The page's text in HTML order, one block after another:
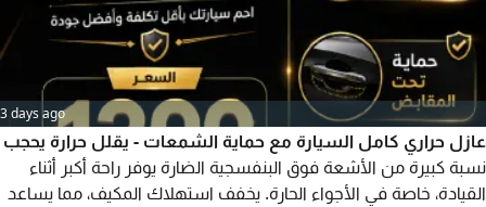
3 days ago
عازل حراري كامل السيارة مع حماية الشمعات - يقلل حرارة يحجب
نسبة كبيرة من الأشعة فوق البنفسجية الضارة يوفر راحة أكبر أثناء
القيادة، خاصة في الأجواء الحارة. يخفف استهلاك المكيف، مما يساعد